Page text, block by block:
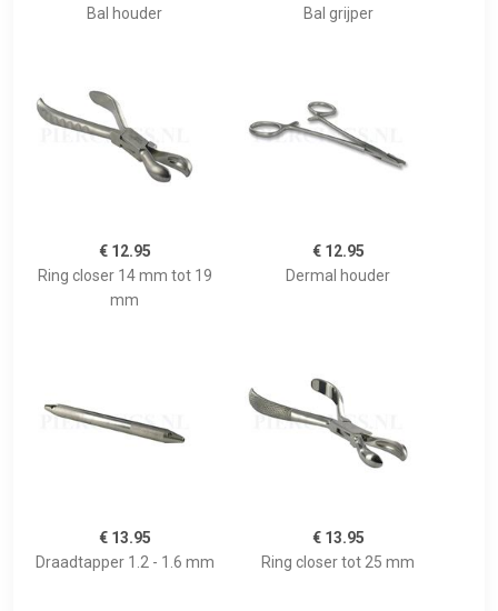
Bal houder
Bal grijper
€ 12.95
Ring closer 14 mm tot 19
mm
€ 12.95
Dermal houder
€ 13.95
Draadtapper 1.2 - 1.6 mm
€ 13.95
Ring closer tot 25 mm